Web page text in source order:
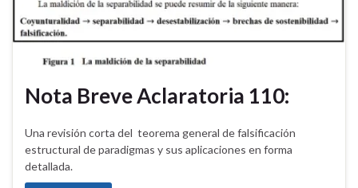
Nota Breve Aclaratoria 110:
Una revisión corta del teorema general de falsificación
estructural de paradigmas y sus aplicaciones en forma
detallada.